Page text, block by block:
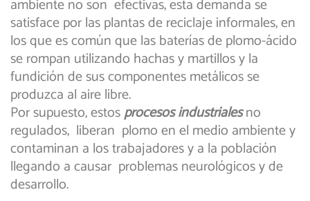
ambiente no son efectivas, esta demanda se
satisface por las plantas de reciclaje informales, en
los que es común que las baterías de plomo-ácido
se rompan utilizando hachas y martillos y la
fundición de sus componentes metálicos se
produzca al aire libre.
Por supuesto, estosprocesos industrialesno
regulados, liberan plomo en el medio ambiente y
contaminan a los trabajadores y a la población
llegando a causar problemas neurológicos y de
desarrollo.